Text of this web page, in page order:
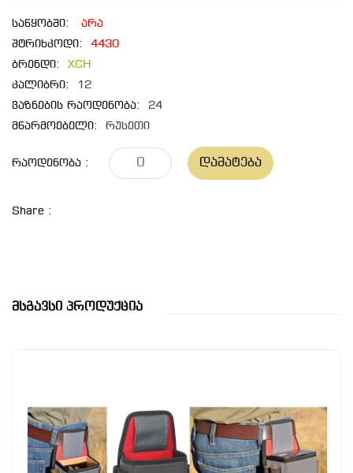
საწყობში:
არა
შტრიხკოდი:
4430
ბრენდი:
XCH
კალიბრი:
12
ვაზნების რაოდენობა:
24
მწარმოებელი:
რუსეთი
Რაოდენობა : Დამატება
Share :
Მსგავსი Პროდუქცია